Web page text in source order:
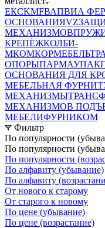
ЕКCKMFВАПВИА
ОСНОВАНИЯVZ
МЕХАНИЗМОВ
КРЕПЁЖКОЛБИ-
МКОМКОР
ОПОРЫПАРМАУПАК
ОСНОВАНИЯ ДЛЯ
МЕБЕЛЬНАЯ
МЕХАНИЗМЫ
МЕХАНИЗМОВ
МЕБЕЛИФУРНИКОМ
Фильтр
По популярности
По популярности
По популярности
По алфавиту (убывание)
По алфавиту
От нового к старому
От старого к новому
По цене (убывание)
По цене (возрастание)